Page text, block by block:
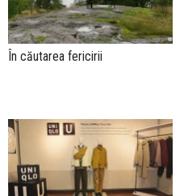
În căutarea fericirii